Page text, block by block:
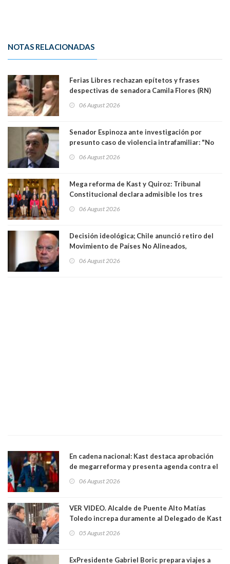
NOTAS RELACIONADAS
Ferias Libres rechazan epítetos y frases
despectivas de senadora Camila Flores (RN)
06 August 2026
Senador Espinoza ante investigación por
presunto caso de violencia intrafamiliar: "No
antecedentes a Tribunal Supremo
06 August 2026
Mega reforma de Kast y Quiroz: Tribunal
Constitucional declara admisible los tres
06 August 2026
Decisión ideológica; Chile anunció retiro del
Movimiento de Países No Alineados,
1971. Excanciller Insulza lamentó decisión
06 August 2026
En cadena nacional: Kast destaca aprobación
de megarreforma y presenta agenda contra el
06 August 2026
VER VIDEO. Alcalde de Puente Alto Matías
Toledo increpa duramente al Delegado de Kast
delegado nuevamente arrancando"
05 August 2026
ExPresidente Gabriel Boric prepara viajes a